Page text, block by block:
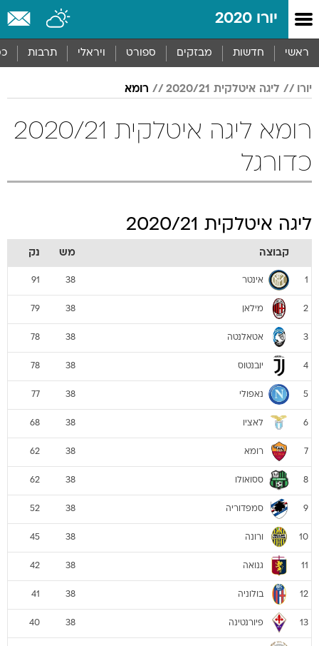
יורו 2020
ראשי חדשות מבזקים ספורט ויראלי תרבות
יורו ליגה איטלקית 2020/21 רומא
רומא ליגה איטלקית 2020/21
כדורגל
ליגה איטלקית 2020/21
קבוצה מש נק
1 אינטר 38
91
2 מילאן 38
79
3 אטאלנטה 38
78
4 יובנטוס 38
78
5 נאפולי 38
77
6 לאציו 38
68
7 רומא 38
62
8 ססואולו 38
62
9 סמפדוריה 38
52
10 ורונה 38
45
11 גנואה 38
42
12 בולוניה 38
41
13 פיורנטינה 38
40